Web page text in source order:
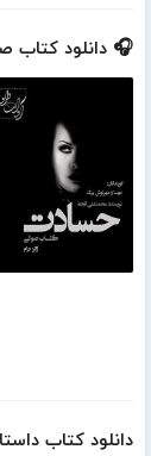
🎧 دانلود
دانلود کتاب